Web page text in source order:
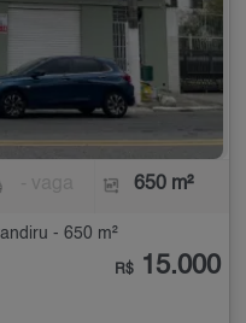
650 m²
- 650 m²
R$ 15.000